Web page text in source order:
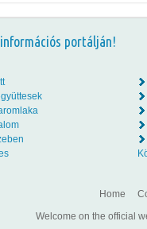
portálján!
Home
Welcome on the official